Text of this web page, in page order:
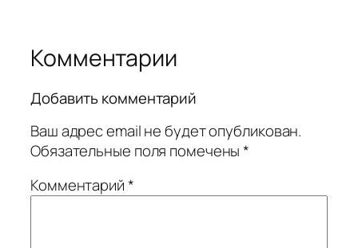
Комментарии
Добавить комментарий
Ваш адрес email не будет опубликован.
Обязательные поля помечены*
Комментарий*